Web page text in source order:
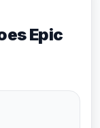
Epic